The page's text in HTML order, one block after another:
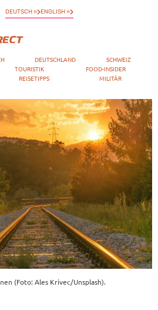
DEUTSCH » ENGLISH »
DEUTSCHLAND
SCHWEIZ
TOURISTIK
FOOD-INSIDER
REISETIPPS MILITÄR
(Foto: Ales Krivec/Unsplash).